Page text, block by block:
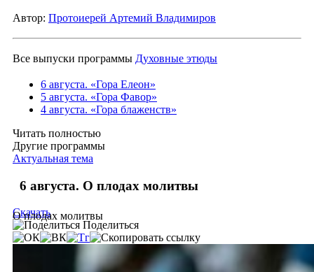
Автор: Протоиерей Артемий Владимиров
Все выпуски программы Духовные этюды
6 августа. «Гора Елеон»
5 августа. «Гора Фавор»
4 августа. «Гора блаженств»
Читать полностью
Другие программы
Актуальная тема
6 августа. О плодах молитвы
О плодах молитвы
Скачать
Поделиться